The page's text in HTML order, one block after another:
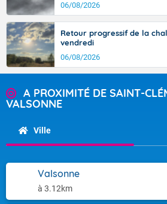
06/08/2026
Retour progressif de la
vendredi
06/08/2026
A PROXIMITÉ DE SAINT-
VALSONNE
Ville
Valsonne
à 3.12km